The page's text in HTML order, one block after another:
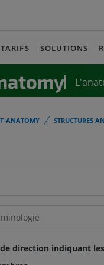
TARIFS SOLUTIONS
ANATOMY STRUCTURES
direction indiquant